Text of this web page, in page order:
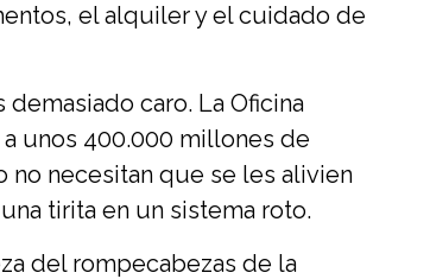
el alquiler y el cuidado de
caro. La Oficina
unos 400.000 millones de
necesitan que se les alivien
tirita en un sistema roto.
del rompecabezas de la